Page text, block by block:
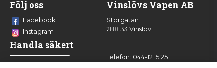
Följ oss
Facebook
Instagram
Handla säkert
Vinslövs Vapen AB
Storgatan 1
288 33 Vinslöv
Telefon: 044-12 15 25